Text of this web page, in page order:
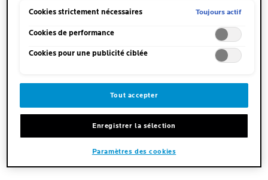
• Les rides d'expression situées sur le front, entre les
commissures des lèvres.
• Les plis d'affaissement liés au relâchement cutané, à
la perte de tonicité et de fermeté de la peau. Ils sont
poches sous les yeux, des bajoues et du double
menton.
paramètres et d'enregistrer vos préférences (« Enregistrer mes choix
sur le lien « Paramètres des cookies ». Pour plus d'informations,
Cookies strictement nécessaires Toujours actif
Cookies de performance
Cookies pour une publicité ciblée
Tout accepter
Enregistrer la sélection
Paramètres des cookies